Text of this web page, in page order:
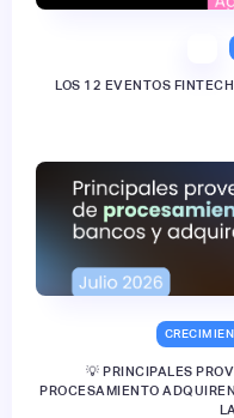
LOS 12 EVENTOS
💡 PRINCIPALES
PROCESAMIENTO